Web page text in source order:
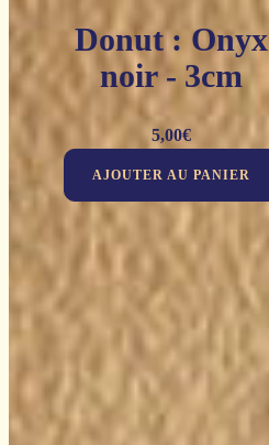
Donut : Onyx
noir - 3cm
5,00€
AJOUTER AU PANIER